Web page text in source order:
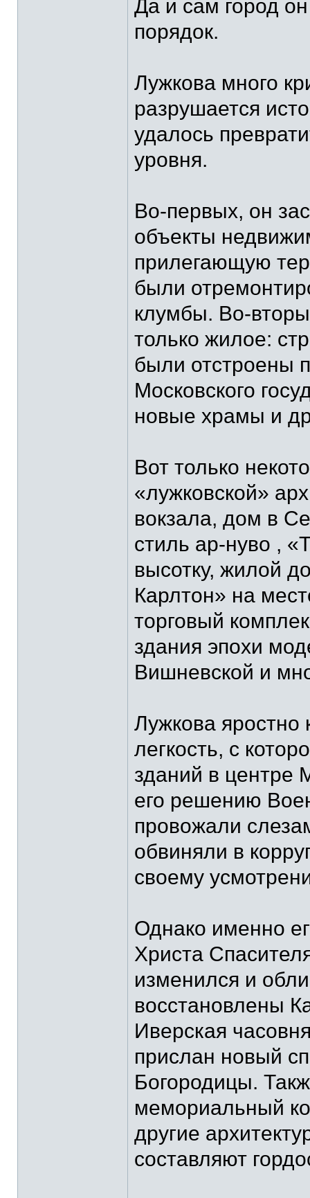
Да и сам город
порядок.
Лужкова много
разрушается
удалось
уровня.
Во-первых, он
объекты
прилегающую
были
клумбы. Во-
только жилое:
были отстроены
Московского
новые храмы и
Вот только
«лужковской»
вокзала, дом в
стиль ар-нуво ,
высотку, жилой
Карлтон» на
торговый
здания эпохи
Вишневской и
Лужкова яростно
легкость, с
зданий в центре
его решению
провожали
обвиняли в
своему
Однако именно
Христа
изменился и
восстановлены
Иверская
прислан новый
Богородицы.
мемориальный
другие
составляют